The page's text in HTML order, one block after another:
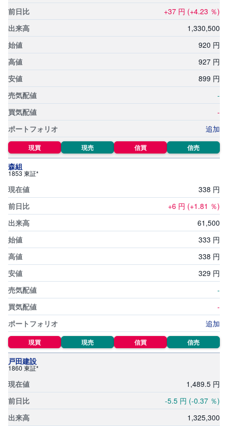
+37 円 (+4.23 ％)
1,330,500
920 円
927 円
899 円
-
-
追加
現買 現売 信買 信売
森組
1853 東証*
338 円
+6 円 (+1.81 ％)
61,500
333 円
338 円
329 円
-
-
追加
現買 現売 信買 信売
戸田建設
1860 東証*
1,489.5 円
-5.5 円 (-0.37 ％)
1,325,300